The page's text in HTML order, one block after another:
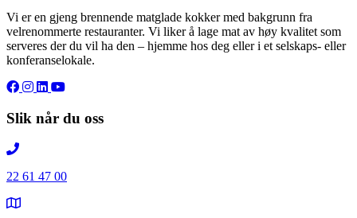
Vi er en gjeng brennende matglade kokker med bakgrunn fra
velrenommerte restauranter. Vi liker å lage mat av høy kvalitet som
serveres der du vil ha den – hjemme hos deg eller i et selskaps- eller
konferanselokale.
Slik når du oss
22 61 47 00